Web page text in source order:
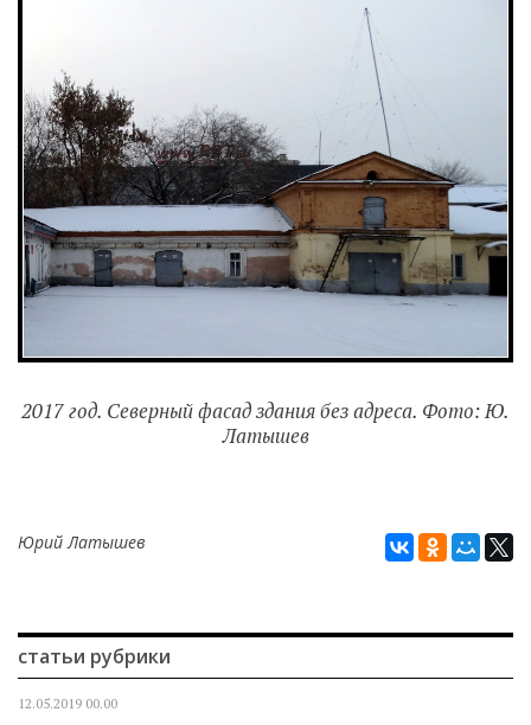
2017 год. Северный фасад здания без адреса. Фото: Ю.
Латышев
Юрий Латышев
статьи рубрики
12.05.2019 00.00